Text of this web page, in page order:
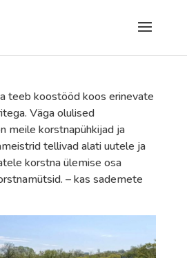
teeb koostööd koos erinevate
Väga olulised
meile korstnapühkijad ja
tellivad alati uutele ja
korstna ülemise osa
– kas sademete